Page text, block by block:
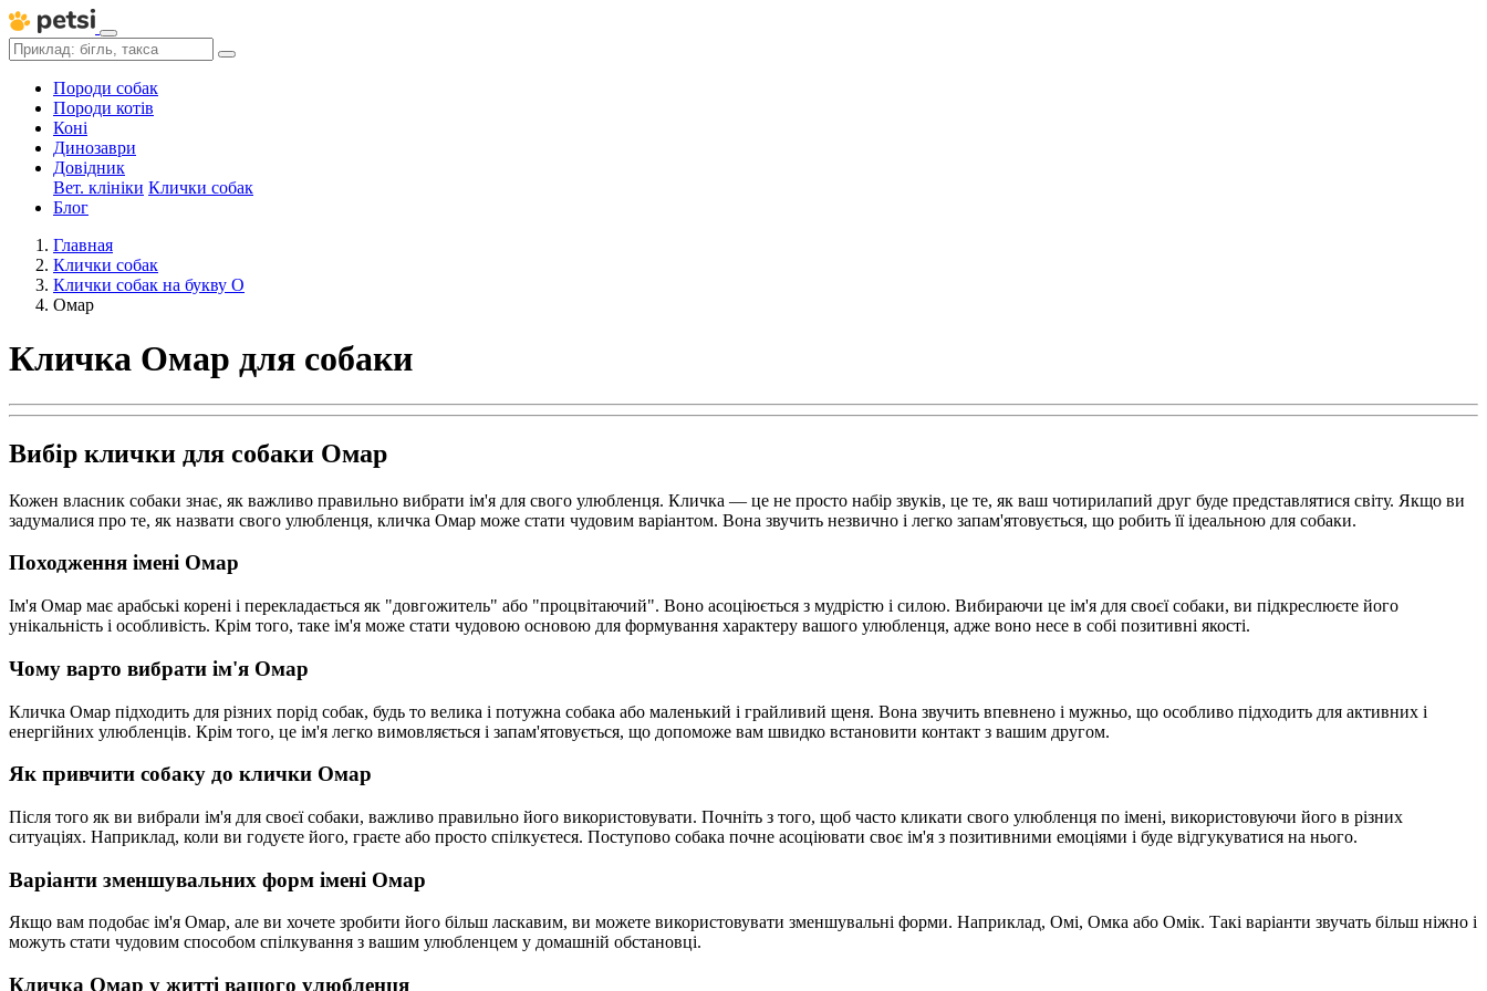
Породи собак
Породи котів
Коні
Динозаври
Довідник
Вет. клініки Клички собак
Блог
Главная
Клички собак
Клички собак на букву О
Омар
Кличка Омар для собаки
Вибір клички для собаки Омар
Кожен власник собаки знає, як важливо правильно вибрати ім'я для свого улюбленця. Кличка — це не просто набір звуків, це те, як ваш чотирилапий друг буде представлятися світу. Якщо ви
задумалися про те, як назвати свого улюбленця, кличка Омар може стати чудовим варіантом. Вона звучить незвично і легко запам'ятовується, що робить її ідеальною для собаки.
Походження імені Омар
Ім'я Омар має арабські корені і перекладається як "довгожитель" або "процвітаючий". Воно асоціюється з мудрістю і силою. Вибираючи це ім'я для своєї собаки, ви підкреслюєте його
унікальність і особливість. Крім того, таке ім'я може стати чудовою основою для формування характеру вашого улюбленця, адже воно несе в собі позитивні якості.
Чому варто вибрати ім'я Омар
Кличка Омар підходить для різних порід собак, будь то велика і потужна собака або маленький і грайливий щеня. Вона звучить впевнено і мужньо, що особливо підходить для активних і
енергійних улюбленців. Крім того, це ім'я легко вимовляється і запам'ятовується, що допоможе вам швидко встановити контакт з вашим другом.
Як привчити собаку до клички Омар
Після того як ви вибрали ім'я для своєї собаки, важливо правильно його використовувати. Почніть з того, щоб часто кликати свого улюбленця по імені, використовуючи його в різних
ситуаціях. Наприклад, коли ви годуєте його, граєте або просто спілкуєтеся. Поступово собака почне асоціювати своє ім'я з позитивними емоціями і буде відгукуватися на нього.
Варіанти зменшувальних форм імені Омар
Якщо вам подобає ім'я Омар, але ви хочете зробити його більш ласкавим, ви можете використовувати зменшувальні форми. Наприклад, Омі, Омка або Омік. Такі варіанти звучать більш ніжно і
можуть стати чудовим способом спілкування з вашим улюбленцем у домашній обстановці.
Кличка Омар у житті вашого улюбленця